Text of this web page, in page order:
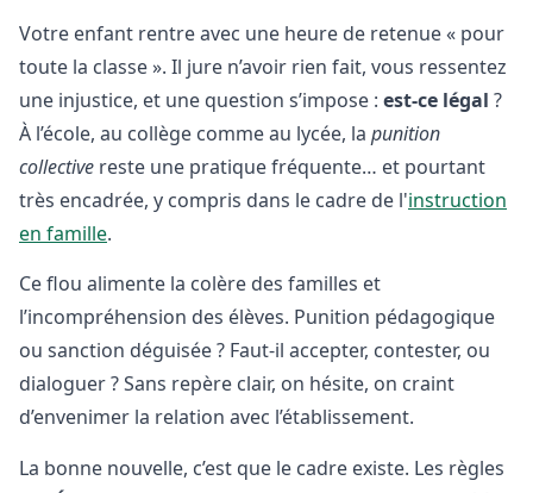
Votre enfant rentre avec une heure de retenue « pour
toute la classe ». Il jure n’avoir rien fait, vous ressentez
une injustice, et une question s’impose : est-ce légal ?
À l’école, au collège comme au lycée, la punition
collective reste une pratique fréquente… et pourtant
très encadrée, y compris dans le cadre de l'instruction
en famille.
Ce flou alimente la colère des familles et
l’incompréhension des élèves. Punition pédagogique
ou sanction déguisée ? Faut-il accepter, contester, ou
dialoguer ? Sans repère clair, on hésite, on craint
d’envenimer la relation avec l’établissement.
La bonne nouvelle, c’est que le cadre existe. Les règles